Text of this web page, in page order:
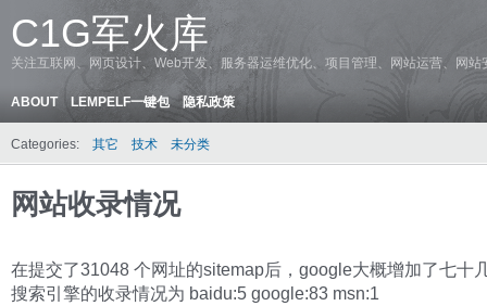
C1G军火库
关注互联网、网页设计、Web开发、服务器运维优化、项目管理、网站运营、网
ABOUT LEMPELF一键包 隐私政策
Categories: 其它 技术 未分类
网站收录情况
在提交了31048 个网址的sitemap后，google大概增加了七十
搜索引擎的收录情况为 baidu:5 google:83 msn:1